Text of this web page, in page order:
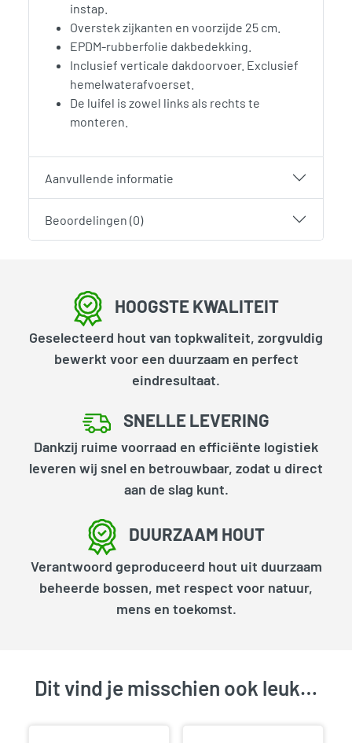
instap.
Overstek zijkanten en voorzijde 25 cm.
EPDM-rubberfolie dakbedekking.
Inclusief verticale dakdoorvoer. Exclusief
hemelwaterafvoerset.
De luifel is zowel links als rechts te
monteren.
Aanvullende informatie
Beoordelingen (0)
HOOGSTE KWALITEIT
Geselecteerd hout van topkwaliteit, zorgvuldig
bewerkt voor een duurzaam en perfect
eindresultaat.
SNELLE LEVERING
Dankzij ruime voorraad en efficiënte logistiek
leveren wij snel en betrouwbaar, zodat u direct
aan de slag kunt.
DUURZAAM HOUT
Verantwoord geproduceerd hout uit duurzaam
beheerde bossen, met respect voor natuur,
mens en toekomst.
Dit vind je misschien ook leuk…